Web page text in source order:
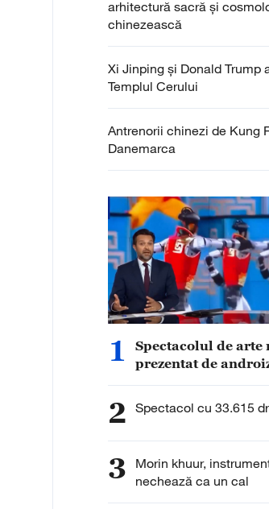
arhitectură sacră și
chinezească
Xi Jinping şi Donald Trump
Templul Cerului
Antrenorii chinezi de Kung
Danemarca
1
Spectacolul de arte
prezentat de
2 Spectacol cu 33.615
3
Morin khuur,
nechează ca un cal